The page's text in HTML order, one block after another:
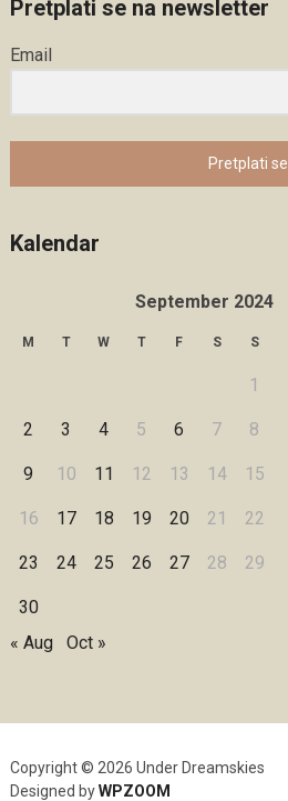
Pretplati se na newsletter
Email
Pretplati se
Kalendar
September 2024
M T W T F S S
1
2 3 4 5 6 7 8
9 10 11 12 13 14 15
16 17 18 19 20 21 22
23 24 25 26 27 28 29
30
« Aug
Oct »
Copyright © 2026 Under Dreamskies
Designed byWPZOOM